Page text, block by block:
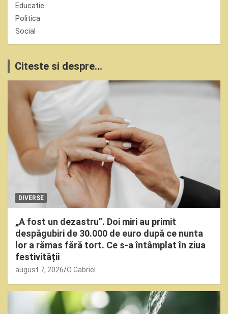
Educatie
Politica
Social
Citeste si despre...
DIVERSE
„A fost un dezastru”. Doi miri au primit
despăgubiri de 30.000 de euro după ce nunta
lor a rămas fără tort. Ce s-a întâmplat în ziua
festivității
august 7, 2026 O Gabriel